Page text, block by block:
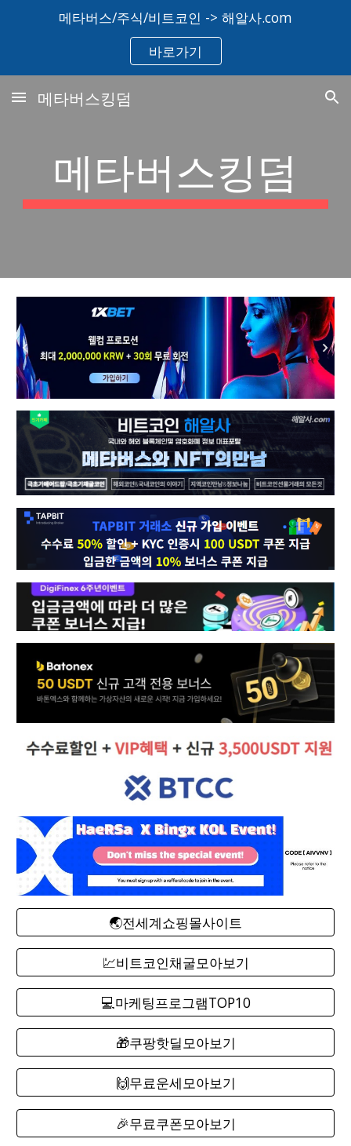
Skip to main content Skip to navigation
메타버스/주식/비트코인 -> 해알사.com
바로가기
메타버스킹덤
메타버스킹덤
🌏전세계쇼핑몰사이트
💹비트코인채굴모아보기
💻마케팅프로그램TOP10
🎁쿠팡핫딜모아보기
🙌무료운세모아보기
🎉무료쿠폰모아보기